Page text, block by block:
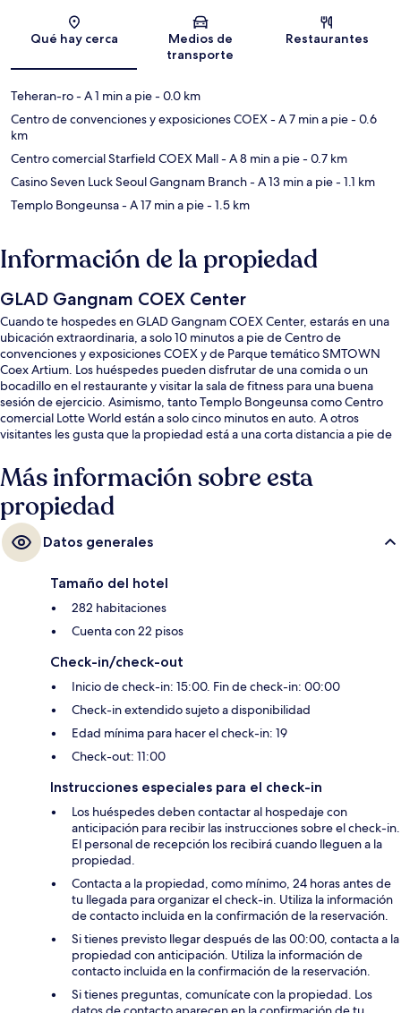
Sección del mapa
Qué hay cerca
Medios de
transporte
Restaurantes
Teheran-ro- A 1 min a pie- 0.0 km
Centro de convenciones y exposiciones COEX- A 7 min a pie- 0.6
km
Centro comercial Starfield COEX Mall- A 8 min a pie- 0.7 km
Casino Seven Luck Seoul Gangnam Branch- A 13 min a pie- 1.1 km
Templo Bongeunsa- A 17 min a pie- 1.5 km
Información de la propiedad
GLAD Gangnam COEX Center
Cuando te hospedes en GLAD Gangnam COEX Center, estarás en una
ubicación extraordinaria, a solo 10 minutos a pie de Centro de
convenciones y exposiciones COEX y de Parque temático SMTOWN
Coex Artium. Los huéspedes pueden disfrutar de una comida o un
bocadillo en el restaurante y visitar la sala de fitness para una buena
sesión de ejercicio. Asimismo, tanto Templo Bongeunsa como Centro
comercial Lotte World están a solo cinco minutos en auto. A otros
visitantes les gusta que la propiedad está a una corta distancia a pie de
unos pasos y Estación de metro de Sports Complex está a 10 minutos.
Más información sobre esta
propiedad
Datos generales
Tamaño del hotel
282 habitaciones
Cuenta con 22 pisos
Check-in/check-out
Inicio de check-in: 15:00. Fin de check-in: 00:00
Check-in extendido sujeto a disponibilidad
Edad mínima para hacer el check-in: 19
Check-out: 11:00
Instrucciones especiales para el check-in
Los huéspedes deben contactar al hospedaje con
anticipación para recibir las instrucciones sobre el check-in.
El personal de recepción los recibirá cuando lleguen a la
propiedad.
Contacta a la propiedad, como mínimo, 24 horas antes de
tu llegada para organizar el check-in. Utiliza la información
de contacto incluida en la confirmación de la reservación.
Si tienes previsto llegar después de las 00:00, contacta a la
propiedad con anticipación. Utiliza la información de
contacto incluida en la confirmación de la reservación.
Si tienes preguntas, comunícate con la propiedad. Los